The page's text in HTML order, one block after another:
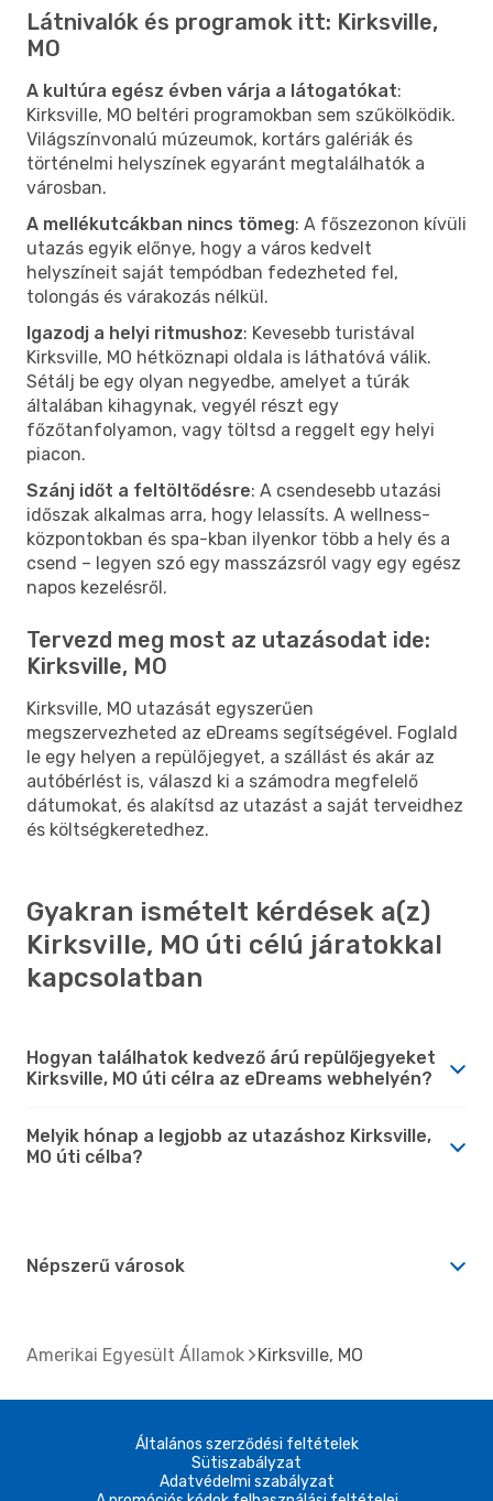
Látnivalók és programok itt: Kirksville,
MO
A kultúra egész évben várja a látogatókat:
Kirksville, MO beltéri programokban sem szűkölködik.
Világszínvonalú múzeumok, kortárs galériák és
történelmi helyszínek egyaránt megtalálhatók a
városban.
A mellékutcákban nincs tömeg: A főszezonon kívüli
utazás egyik előnye, hogy a város kedvelt
helyszíneit saját tempódban fedezheted fel,
tolongás és várakozás nélkül.
Igazodj a helyi ritmushoz: Kevesebb turistával
Kirksville, MO hétköznapi oldala is láthatóvá válik.
Sétálj be egy olyan negyedbe, amelyet a túrák
általában kihagynak, vegyél részt egy
főzőtanfolyamon, vagy töltsd a reggelt egy helyi
piacon.
Szánj időt a feltöltődésre: A csendesebb utazási
időszak alkalmas arra, hogy lelassíts. A wellness-
központokban és spa-kban ilyenkor több a hely és a
csend – legyen szó egy masszázsról vagy egy egész
napos kezelésről.
Tervezd meg most az utazásodat ide:
Kirksville, MO
Kirksville, MO utazását egyszerűen
megszervezheted az eDreams segítségével. Foglald
le egy helyen a repülőjegyet, a szállást és akár az
autóbérlést is, válaszd ki a számodra megfelelő
dátumokat, és alakítsd az utazást a saját terveidhez
és költségkeretedhez.
Gyakran ismételt kérdések a(z)
Kirksville, MO úti célú járatokkal
kapcsolatban
Hogyan találhatok kedvező árú repülőjegyeket
Kirksville, MO úti célra az eDreams webhelyén?
Melyik hónap a legjobb az utazáshoz Kirksville,
MO úti célba?
Népszerű városok
Amerikai Egyesült Államok Kirksville, MO
Általános szerződési feltételek
Sütiszabályzat
Adatvédelmi szabályzat